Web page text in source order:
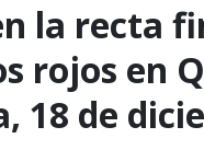
la recta
rojos en
18 de